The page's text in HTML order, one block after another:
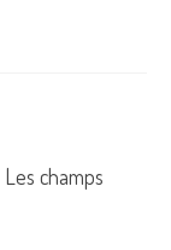
Les champs